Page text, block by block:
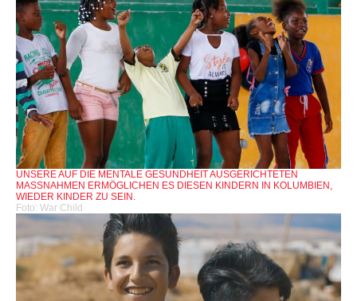
UNSERE AUF DIE MENTALE GESUNDHEIT AUSGERICHTETEN
MASSNAHMEN ERMÖGLICHEN ES DIESEN KINDERN IN KOLUMBIEN, W
IEDER KINDER ZU SEIN.
Foto: War Child